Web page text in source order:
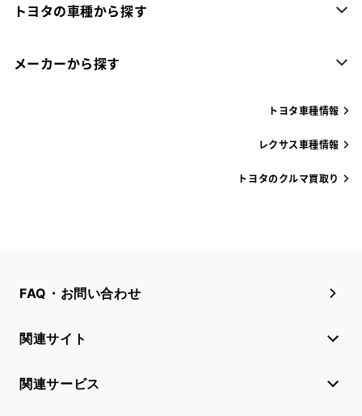
トヨタの車種から探す
メーカーから探す
トヨタ車種情報
レクサス車種情報
トヨタのクルマ買取り
FAQ・お問い合わせ
関連サイト
関連サービス